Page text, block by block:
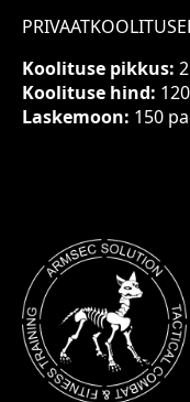
Koolituse pikkus:
Koolituse hind:
Laskemoon: 150